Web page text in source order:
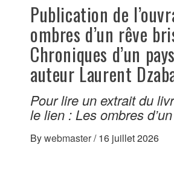
Publication de
ombres d’un rêve
Chroniques d’un
auteur Laurent
Pour lire un extrait du
le lien : Les ombres
Bywebmaster/ 16 juillet 2026